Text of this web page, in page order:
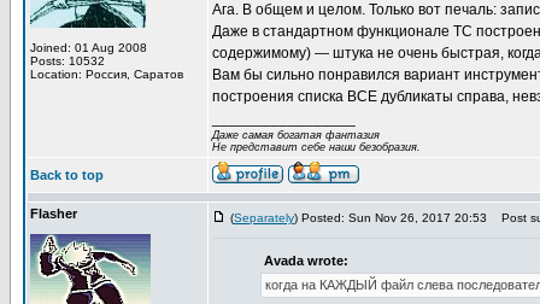
Joined: 01 Aug 2008
Posts: 10532
Location: Россия, Саратов
Ага. В общем и целом. Только вот печаль:
Даже в стандартном функционале TC
содержимому) — штука не очень быстрая,
Вам бы сильно понравился вариант
построения списка ВСЕ дубликаты справа,
Даже самая богатая фантазия
Не представит себе наши безобразия.
Back to top
Flasher (Separately) Posted: Sun Nov 26, 2017 20:53 Post
Avada wrote:
когда на КАЖДЫЙ файл слева